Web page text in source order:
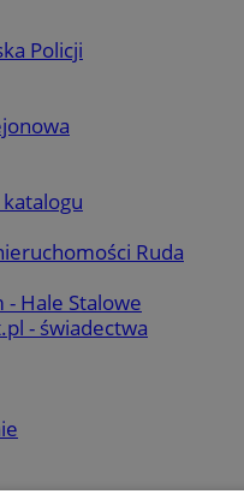
Policji
Ruda
Hale Stalowe
- świadectwa